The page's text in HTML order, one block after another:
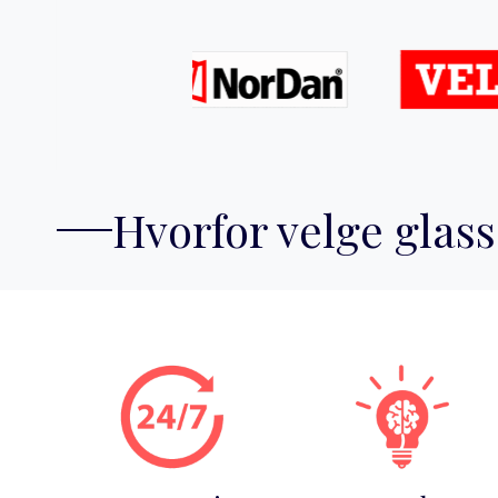
Hvorfor velge